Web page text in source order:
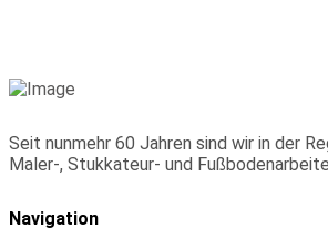
Seit nunmehr 60 Jahren sind wir in der
Maler-, Stukkateur- und
Navigation